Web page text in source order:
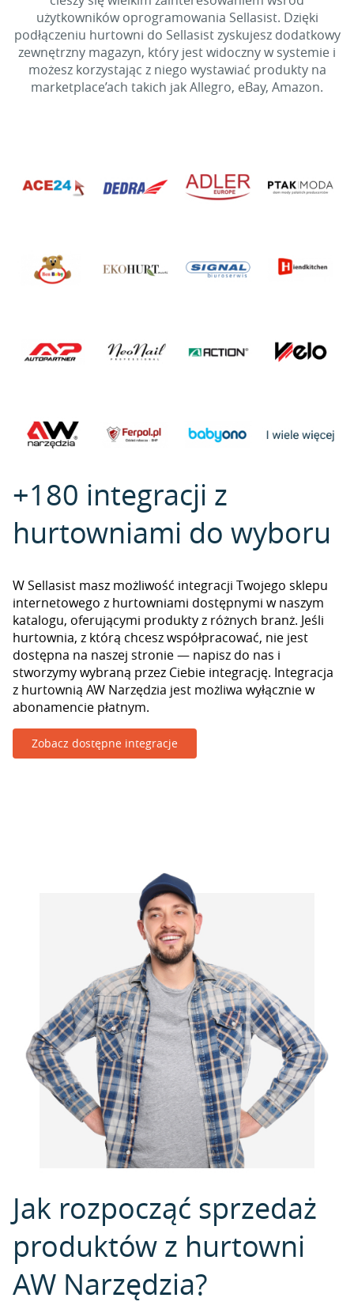
użytkowników oprogramowania Sellasist. Dzięki
podłączeniu hurtowni do Sellasist zyskujesz dodatkowy
zewnętrzny magazyn, który jest widoczny w systemie i
możesz korzystając z niego wystawiać produkty na
marketplace’ach takich jak Allegro, eBay, Amazon.
+180 integracji z
hurtowniami do wyboru
W Sellasist masz możliwość integracji Twojego sklepu
internetowego z hurtowniami dostępnymi w naszym
katalogu, oferującymi produkty z różnych branż. Jeśli
hurtownia, z którą chcesz współpracować, nie jest
dostępna na naszej stronie — napisz do nas i
stworzymy wybraną przez Ciebie integrację. Integracja
z hurtownią AW Narzędzia jest możliwa wyłącznie w
abonamencie płatnym.
Zobacz dostępne integracje
Jak rozpocząć sprzedaż
produktów z hurtowni
AW Narzędzia?